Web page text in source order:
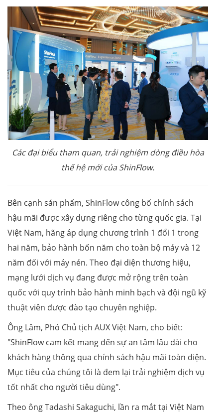
Các đại biểu tham quan, trải nghiệm dòng điều hòa
thế hệ mới của ShinFlow.
Bên cạnh sản phẩm, ShinFlow công bố chính sách
hậu mãi được xây dựng riêng cho từng quốc gia. Tại
Việt Nam, hãng áp dụng chương trình 1 đổi 1 trong
hai năm, bảo hành bốn năm cho toàn bộ máy và 12
năm đối với máy nén. Theo đại diện thương hiệu,
mạng lưới dịch vụ đang được mở rộng trên toàn
quốc với quy trình bảo hành minh bạch và đội ngũ kỹ
thuật viên được đào tạo chuyên nghiệp.
Ông Lâm, Phó Chủ tịch AUX Việt Nam, cho biết:
"ShinFlow cam kết mang đến sự an tâm lâu dài cho
khách hàng thông qua chính sách hậu mãi toàn diện.
Mục tiêu của chúng tôi là đem lại trải nghiệm dịch vụ
tốt nhất cho người tiêu dùng".
Theo ông Tadashi Sakaguchi, lần ra mắt tại Việt Nam